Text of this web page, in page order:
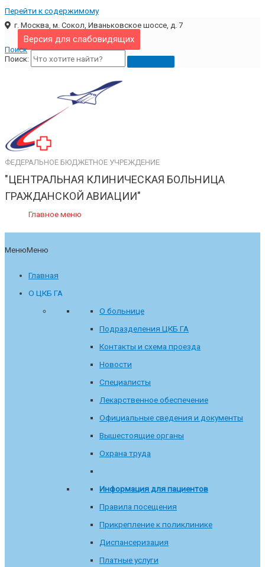
Перейти к содержимому
г. Москва, м. Сокол, Иваньковское шоссе, д. 7
Версия для слабовидящих
Поиск
Поиск:
ФЕДЕРАЛЬНОЕ БЮДЖЕТНОЕ УЧРЕЖДЕНИЕ
"ЦЕНТРАЛЬНАЯ КЛИНИЧЕСКАЯ БОЛЬНИЦА
ГРАЖДАНСКОЙ АВИАЦИИ"
Главное меню
МенюМеню
Главная
О ЦКБ ГА
О больнице
Подразделения ЦКБ ГА
Контакты и схема проезда
Новости
Специалисты
Лекарственное обеспечение
Официальные сведения и документы
Вышестоящие органы
Охрана труда
Информация для пациентов
Правила посещения
Прикрепление к поликлинике
Диспансеризация
Платные услуги